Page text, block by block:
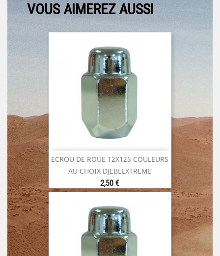
VOUS AIMEREZ AUSSI
ECROU DE ROUE 12X125 COULEURS
AU CHOIX DJEBELXTREME
Prix
2,50 €